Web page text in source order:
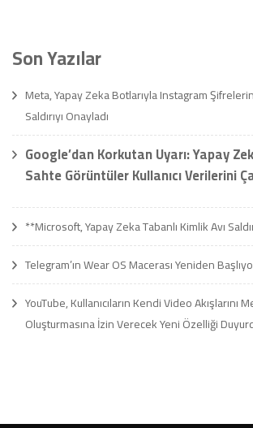
Son Yazılar
Meta, Yapay Zeka Botlarıyla Instagram
Saldırıyı Onayladı
Google’dan Korkutan Uyarı: Yapay
Sahte Görüntüler Kullanıcı Verilerini
**Microsoft, Yapay Zeka Tabanlı Kimlik Avı
Telegram’ın Wear OS Macerası Yeniden
YouTube, Kullanıcıların Kendi Video Akışlarını
Oluşturmasına İzin Verecek Yeni Özelliği